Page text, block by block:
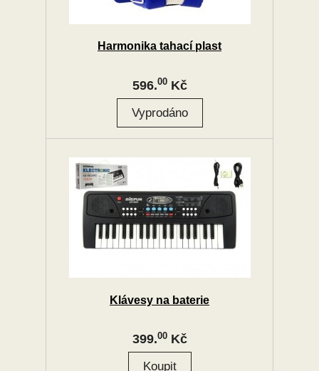
Harmonika tahací plast
596.00Kč
Klávesy na baterie
399.00Kč